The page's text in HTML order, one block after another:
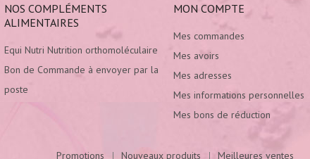
NOS COMPLÉMENTS
ALIMENTAIRES
Equi Nutri Nutrition orthomoléculaire
Bon de Commande à envoyer par la
poste
MON COMPTE
Mes commandes
Mes avoirs
Mes adresses
Mes informations personnelles
Mes bons de réduction
Promotions Nouveaux produits Meilleures ventes